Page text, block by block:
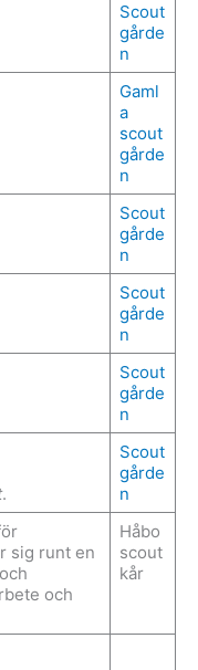
Scout
gårde
n
Gaml
a
scout
gårde
n
Scout
gårde
n
Scout
gårde
n
Scout
gårde
n
.
Scout
gårde
n
sig runt en
och
Håbo
scout
kår